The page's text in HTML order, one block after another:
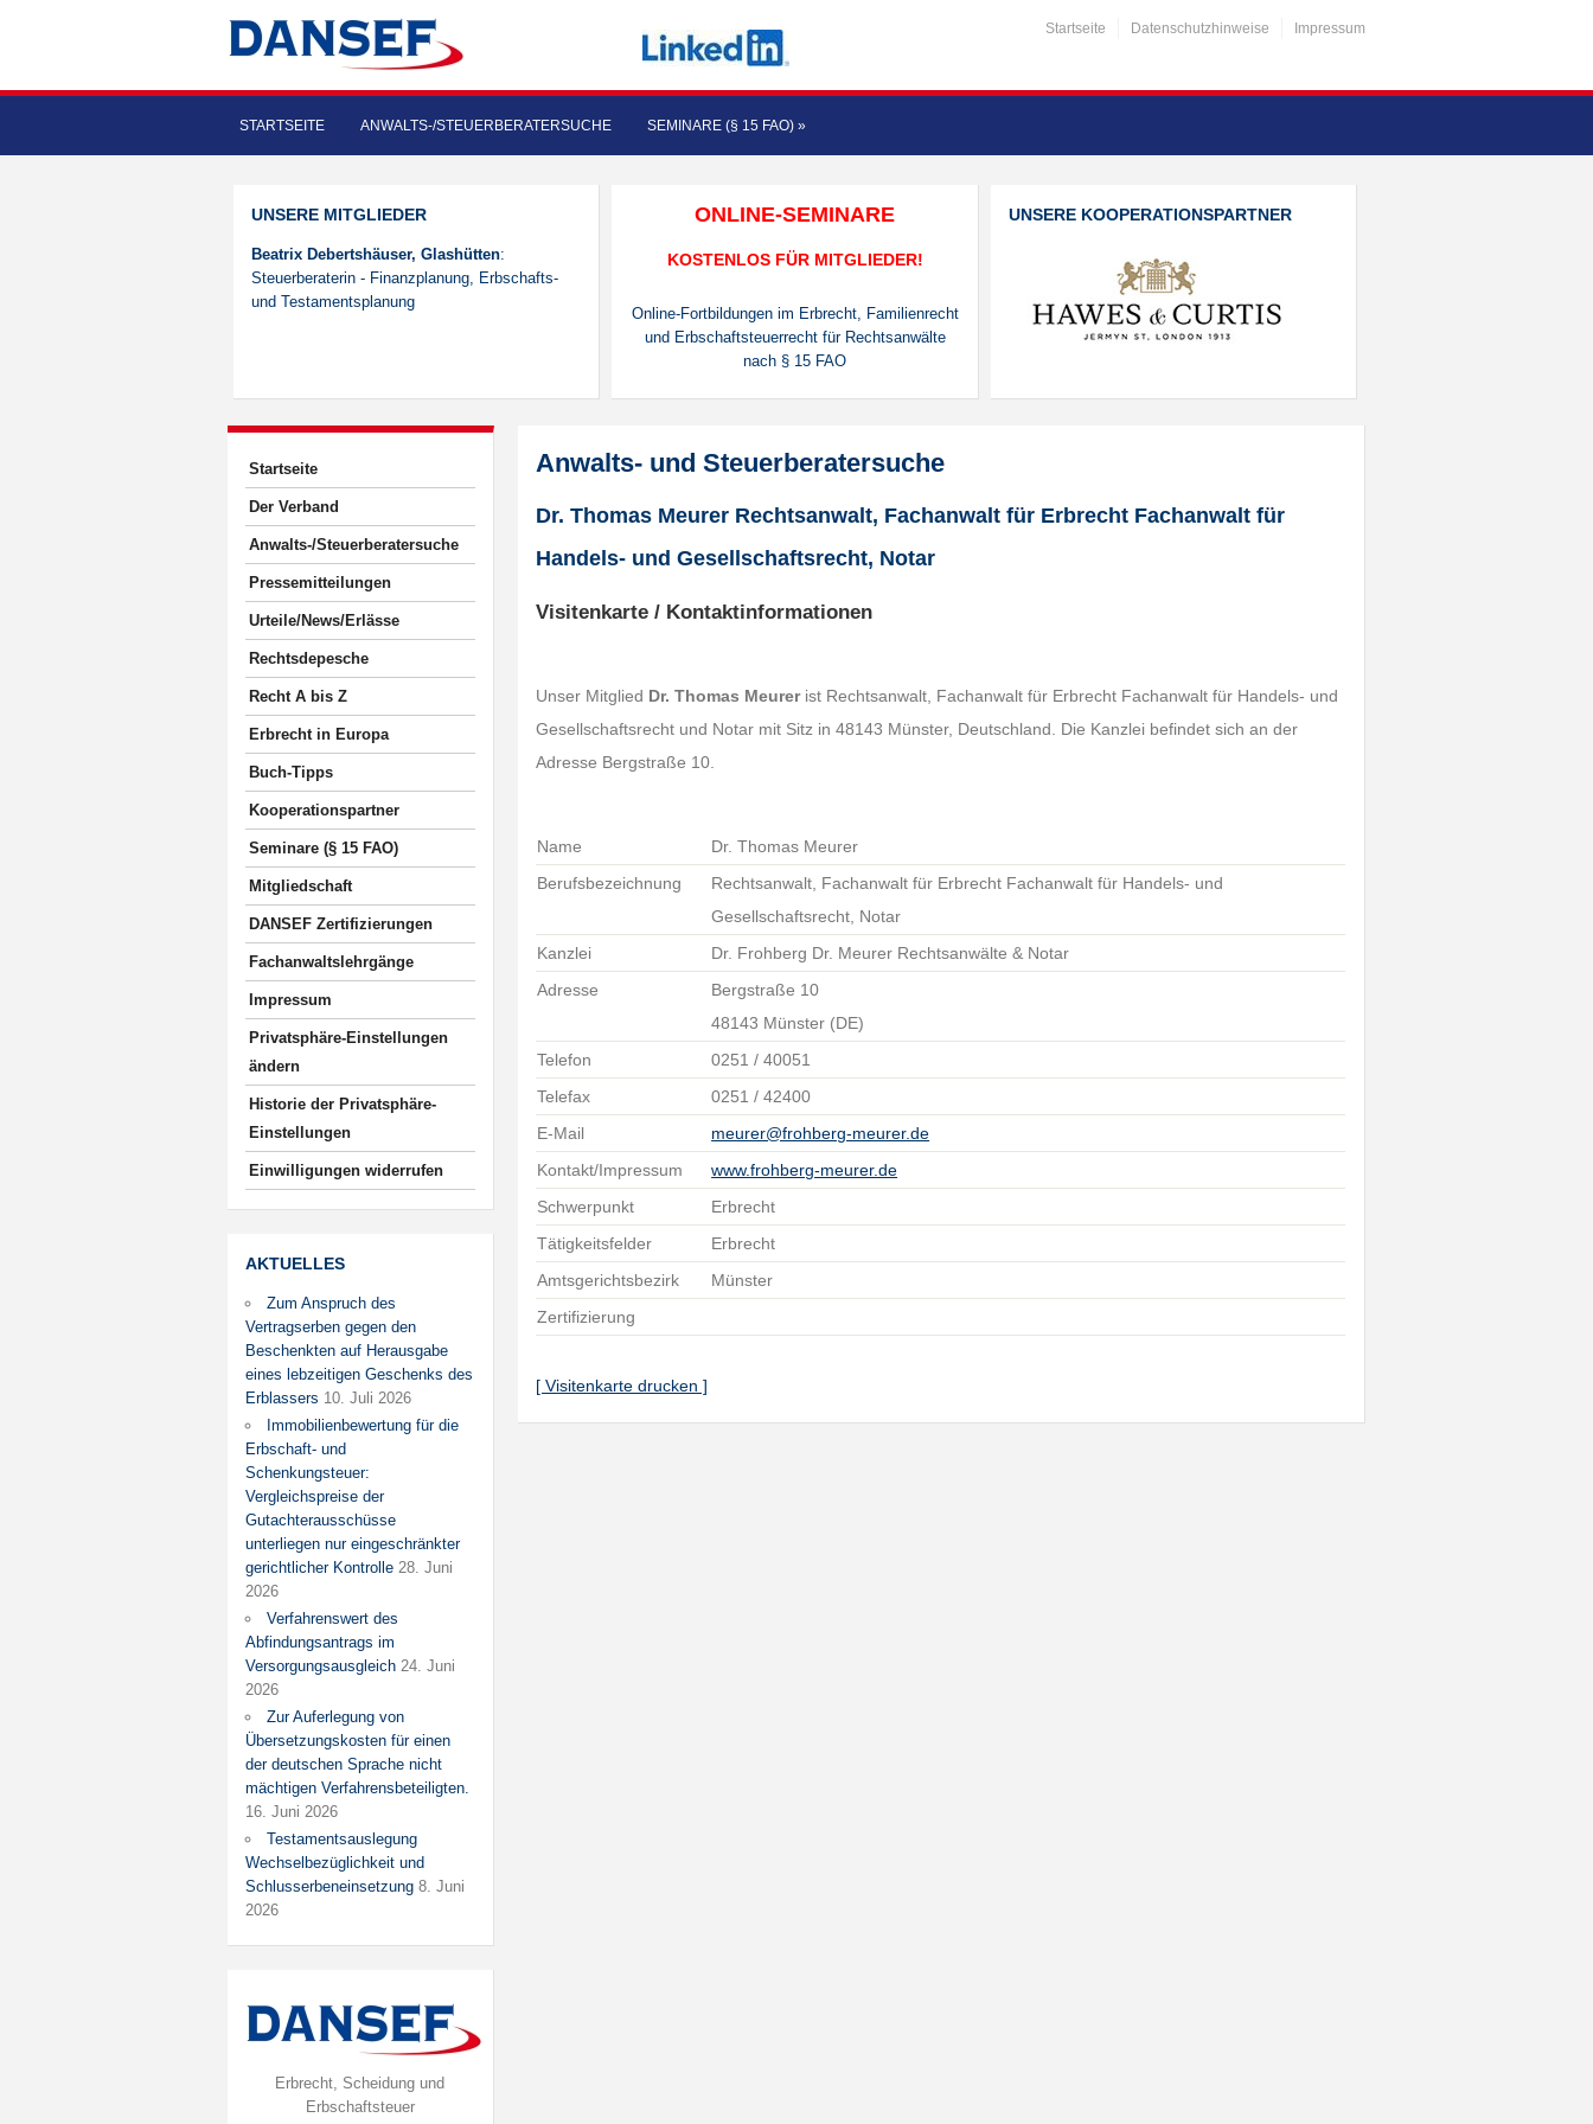
Startseite Datenschutzhinweise Impressum
STARTSEITE ANWALTS-/STEUERBERATERSUCHE SEMINARE (§ 15 FAO) »
UNSERE MITGLIEDER
Beatrix Debertshäuser, Glashütten:
Steuerberaterin - Finanzplanung, Erbschafts-
und Testamentsplanung
ONLINE-SEMINARE
KOSTENLOS FÜR MITGLIEDER!
Online-Fortbildungen im Erbrecht, Familienrecht
und Erbschaftsteuerrecht für Rechtsanwälte
nach § 15 FAO
UNSERE KOOPERATIONSPARTNER
Startseite
Der Verband
Anwalts-/Steuerberatersuche
Pressemitteilungen
Urteile/News/Erlässe
Rechtsdepesche
Recht A bis Z
Erbrecht in Europa
Buch-Tipps
Kooperationspartner
Seminare (§ 15 FAO)
Mitgliedschaft
DANSEF Zertifizierungen
Fachanwaltslehrgänge
Impressum
Privatsphäre-Einstellungen
ändern
Historie der Privatsphäre-
Einstellungen
Einwilligungen widerrufen
AKTUELLES
Zum Anspruch des
Vertragserben gegen den
Beschenkten auf Herausgabe
eines lebzeitigen Geschenks des
Erblassers 10. Juli 2026
Immobilienbewertung für die
Erbschaft- und
Schenkungsteuer:
Vergleichspreise der
Gutachterausschüsse
unterliegen nur eingeschränkter
gerichtlicher Kontrolle 28. Juni
2026
Verfahrenswert des
Abfindungsantrags im
Versorgungsausgleich 24. Juni
2026
Zur Auferlegung von
Übersetzungskosten für einen
der deutschen Sprache nicht
mächtigen Verfahrensbeteiligten.
16. Juni 2026
Testamentsauslegung
Wechselbezüglichkeit und
Schlusserbeneinsetzung 8. Juni
2026
Erbrecht, Scheidung und
Erbschaftsteuer
Anwalts- und Steuerberatersuche
Dr. Thomas Meurer Rechtsanwalt, Fachanwalt für Erbrecht Fachanwalt für
Handels- und Gesellschaftsrecht, Notar
Visitenkarte / Kontaktinformationen
Unser Mitglied Dr. Thomas Meurerist Rechtsanwalt, Fachanwalt für Erbrecht Fachanwalt für Handels- und
Gesellschaftsrecht und Notar mit Sitz in 48143 Münster, Deutschland. Die Kanzlei befindet sich an der
Adresse Bergstraße 10.
Name
Dr. Thomas Meurer
Berufsbezeichnung
Rechtsanwalt, Fachanwalt für Erbrecht Fachanwalt für Handels- und
Gesellschaftsrecht, Notar
Kanzlei
Dr. Frohberg Dr. Meurer Rechtsanwälte & Notar
Adresse
Bergstraße 10
48143 Münster (DE)
Telefon
0251 / 40051
Telefax
0251 / 42400
E-Mail
meurer@frohberg-meurer.de
Kontakt/Impressum
www.frohberg-meurer.de
Schwerpunkt
Erbrecht
Tätigkeitsfelder
Erbrecht
Amtsgerichtsbezirk
Münster
Zertifizierung
[ Visitenkarte drucken ]